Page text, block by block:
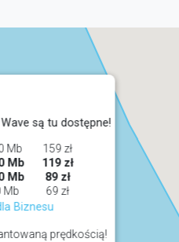
są tu dostępne!
Mb
159 zł
Mb
119 zł
Mb
89 zł
Mb
69 zł
Biznesu
prędkością!